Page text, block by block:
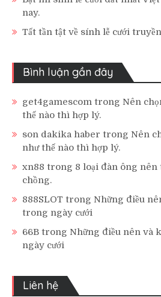
nay.
Tất tần tật về sính lễ cưới
Bình luận gần đây
get4gamescom trong Nên
thế nào thì hợp lý.
son dakika haber trong Nên
như thế nào thì hợp lý.
xn88 trong 8 loại đàn ông
chồng.
888SLOT trong Những điều
trong ngày cưới
66B trong Những điều nên và
ngày cưới
Liên hệ